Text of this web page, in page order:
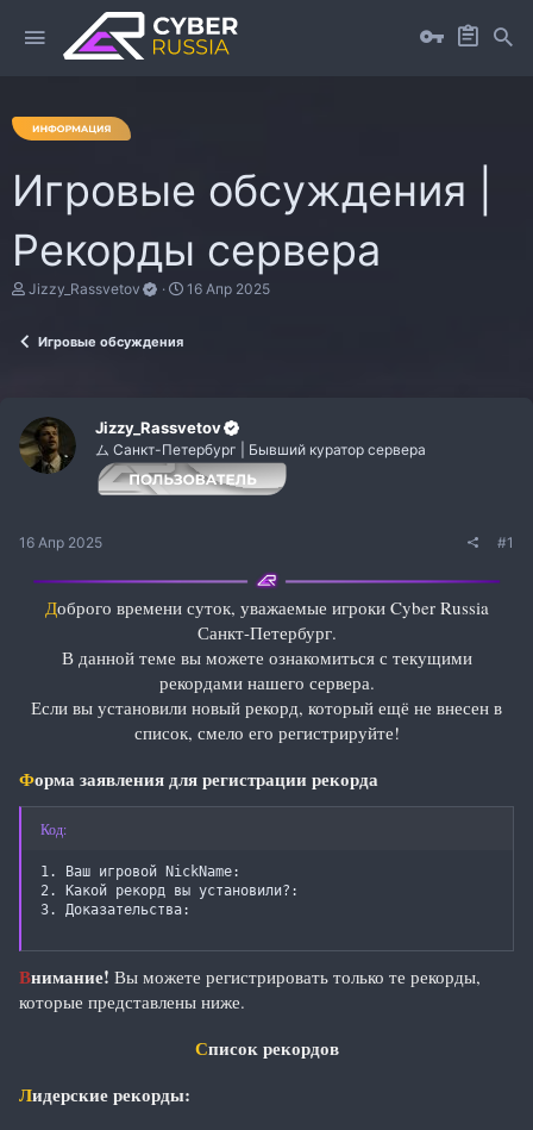
Игровые обсуждения |
Рекорды сервера
А
о
м
ы
Jizzy_Rassvetov
Д
а
а
16 Апр 2025
Игровые обсуждения
Jizzy_Rassvetov
ム Санкт-Петербург | Бывший куратор серверa
16 Апр 2025 #1
Доброго времени суток, уважаемые игроки Cyber Russia
Санкт-Петербург.
В данной теме вы можете ознакомиться с текущими
рекордами нашего сервера.
Если вы установили новый рекорд, который ещё не внесен в
список, смело его регистрируйте!
Форма заявления для регистрации рекорда
Код:
1. Ваш игровой NickName:
2. Какой рекорд вы установили?:
3. Доказательства:
Внимание! Вы можете регистрировать только те рекорды,
которые представлены ниже.
Список рекордов
Лидерские рекорды: